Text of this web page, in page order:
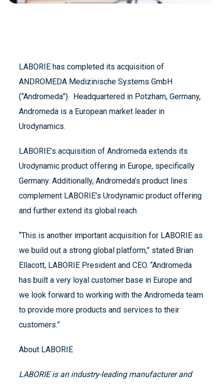
LABORIE has completed its acquisition of
ANDROMEDA Medizinische Systems GmbH
(“Andromeda”). Headquartered in Potzham, Germany,
Andromeda is a European market leader in
Urodynamics.
LABORIE’s acquisition of Andromeda extends its
Urodynamic product offering in Europe, specifically
Germany. Additionally, Andromeda’s product lines
complement LABORIE’s Urodynamic product offering
and further extend its global reach.
“This is another important acquisition for LABORIE as
we build out a strong global platform,” stated Brian
Ellacott, LABORIE President and CEO. “Andromeda
has built a very loyal customer base in Europe and
we look forward to working with the Andromeda team
to provide more products and services to their
customers.”
About LABORIE
LABORIE is an industry-leading manufacturer and